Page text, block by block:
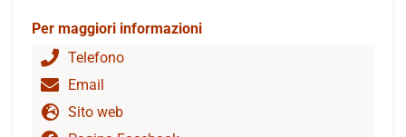
Per maggiori informazioni
Telefono
Email
Sito web